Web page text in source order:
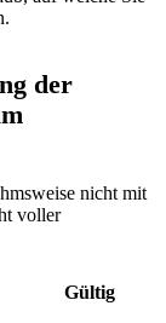
der
nicht mit
voller
Gültig